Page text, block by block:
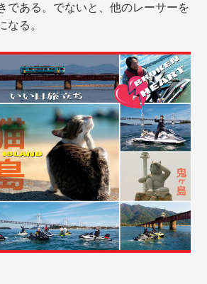
である。でないと、他のレーサーを
なる。